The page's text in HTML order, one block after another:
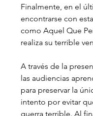
Finalmente, en el
encontrarse con
como Aquel Que
realiza su terrible
A través de la
las audiencias
para preservar la
intento por evitar
guerra terrible. Al